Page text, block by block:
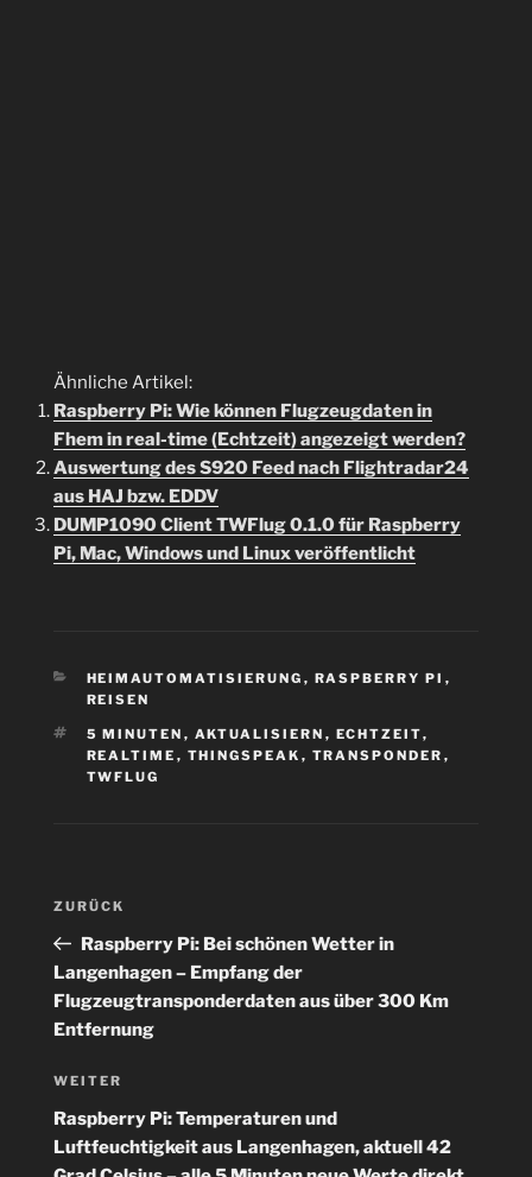
Ähnliche Artikel:
Raspberry Pi: Wie können Flugzeugdaten in
Fhem in real-time (Echtzeit) angezeigt werden?
Auswertung des S920 Feed nach Flightradar24
aus HAJ bzw. EDDV
DUMP1090 Client TWFlug 0.1.0 für Raspberry
Pi, Mac, Windows und Linux veröffentlicht
KATEGORIEN
HEIMAUTOMATISIERUNG , RASPBERRY PI ,
REISEN
SCHLAGWÖRTER
5 MINUTEN , AKTUALISIERN , ECHTZEIT,
REALTIME , THINGSPEAK , TRANSPONDER ,
TWFLUG
Beitragsnavigation
Vorheriger
Beitrag
ZURÜCK
Raspberry Pi: Bei schönen Wetter in
Langenhagen – Empfang der
Flugzeugtransponderdaten aus über 300 Km
Entfernung
Nächster
Beitrag
WEITER
Raspberry Pi: Temperaturen und
Luftfeuchtigkeit aus Langenhagen, aktuell 42